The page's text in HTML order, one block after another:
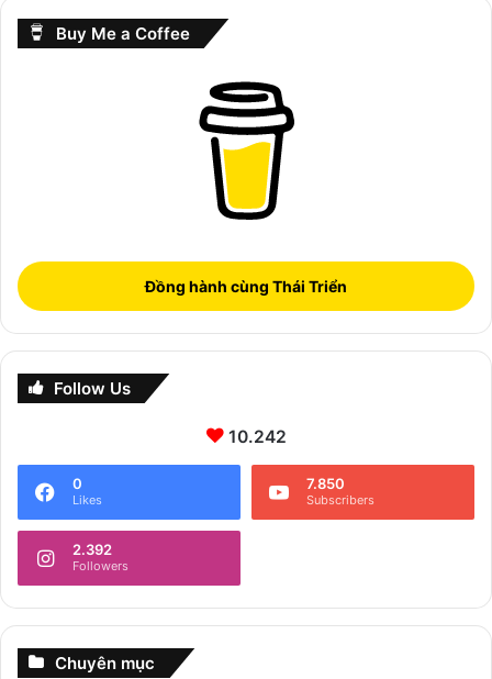
Buy Me a Coffee
Đồng hành cùng Thái Triển
Follow Us
10.242
0
Likes
7.850
Subscribers
2.392
Followers
Chuyên mục